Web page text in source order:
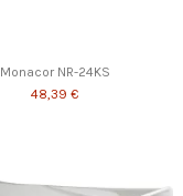
Monacor NR-24KS
48,39 €